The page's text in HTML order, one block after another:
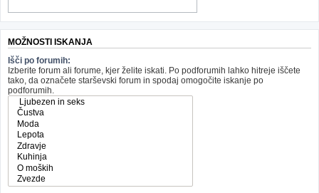
MOŽNOSTI ISKANJA
Išči po forumih:
Izberite forum ali forume, kjer želite iskati. Po podforumih lahko hitreje iščete
tako, da označete starševski forum in spodaj omogočite iskanje po
podforumih.